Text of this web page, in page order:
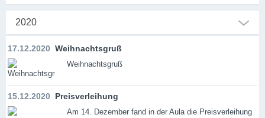
2020
17.12.2020 Weihnachtsgruß
Weihnachtsgruß
15.12.2020 Preisverleihung
Am 14. Dezember fand in der Aula die Preisverleihung